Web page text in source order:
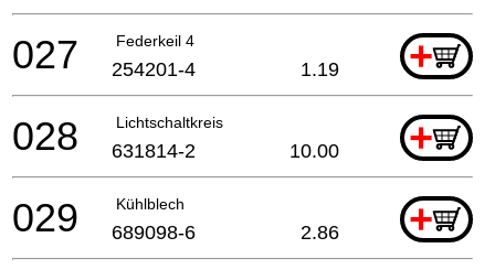
Federkeil 4 +
027 254201-4 1.19
Lichtschaltkreis +
028 631814-2 10.00
Kühlblech +
029 689098-6 2.86